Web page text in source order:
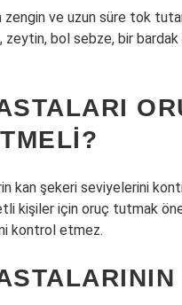
zengin ve uzun süre tok
zeytin, bol sebze, bir
kan şekeri seviyelerini
kişiler için oruç tutmak
kontrol etmez.